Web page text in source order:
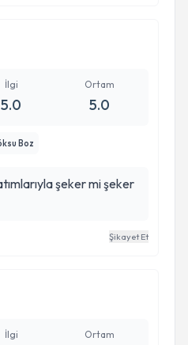
İlgi
5.0
Ortam
5.0
Boz
şeker mi şeker
Şikayet Et
İlgi Ortam